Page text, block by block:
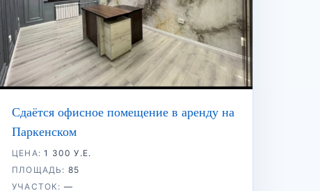
Сдаётся офисное помещение в аренду на
Паркенском
ЦЕНА:1 300 У.Е.
ПЛОЩАДЬ: 85
УЧАСТОК: —